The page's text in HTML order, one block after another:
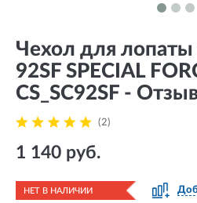
Чехол для лопаты
92SF SPECIAL
CS_SC92SF -
(2)
1 140 руб.
НЕТ В НАЛИЧИИ